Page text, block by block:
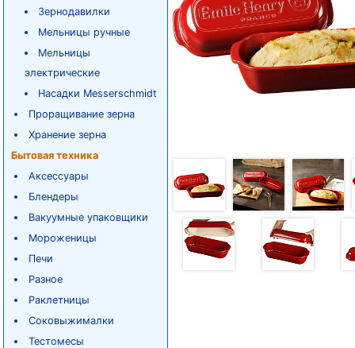
Зернодавилки
Мельницы ручные
Мельницы
электрические
Насадки Messerschmidt
Проращивание зерна
Хранение зерна
Бытовая техника
Аксессуары
Блендеры
Вакуумные упаковщики
Мороженицы
Печи
Разное
Раклетницы
Соковыжималки
Тестомесы